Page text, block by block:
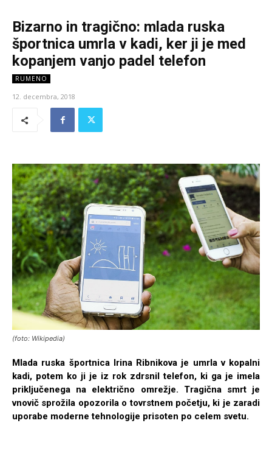
Bizarno in tragično: mlada ruska
športnica umrla v kadi, ker ji je med
kopanjem vanjo padel telefon
RUMENO
12. decembra, 2018
(foto: Wikipedia)
Mlada ruska športnica Irina Ribnikova je umrla v kopalni
kadi, potem ko ji je iz rok zdrsnil telefon, ki ga je imela
priključenega na električno omrežje. Tragična smrt je
vnovič sprožila opozorila o tovrstnem početju, ki je zaradi
uporabe moderne tehnologije prisoten po celem svetu.